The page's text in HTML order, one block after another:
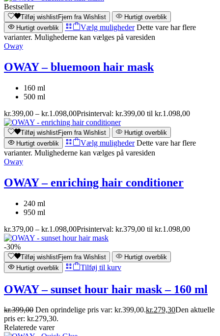
Bestseller
Tilføj wishlistFjern fra Wishlist
Hurtigt overblik
Hurtigt overblik
Vælg muligheder Dette vare har flere
varianter. Mulighederne kan vælges på varesiden
Oway
OWAY – bluemoon hair mask
160 ml
500 ml
kr.399,00 – kr.1.098,00Prisinterval: kr.399,00 til kr.1.098,00
Tilføj wishlistFjern fra Wishlist
Hurtigt overblik
Hurtigt overblik
Vælg muligheder Dette vare har flere
varianter. Mulighederne kan vælges på varesiden
Oway
OWAY – enriching hair conditioner
240 ml
950 ml
kr.379,00 – kr.1.098,00Prisinterval: kr.379,00 til kr.1.098,00
-30%
Tilføj wishlistFjern fra Wishlist
Hurtigt overblik
Hurtigt overblik
Tilføj til kurv
OWAY – sunset hour hair mask – 160 ml
kr.399,00 Den oprindelige pris var: kr.399,00.kr.279,30Den aktuelle
pris er: kr.279,30.
Relaterede varer